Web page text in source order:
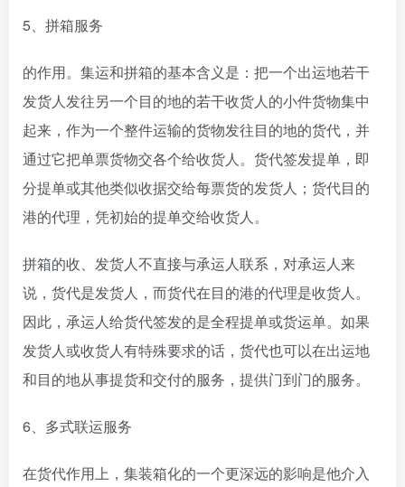
5、拼箱服务
的作用。集运和拼箱的基本含义是：把一个出运地若干
发货人发往另一个目的地的若干收货人的小件货物集中
起来，作为一个整件运输的货物发往目的地的货代，并
通过它把单票货物交各个给收货人。货代签发提单，即
分提单或其他类似收据交给每票货的发货人；货代目的
港的代理，凭初始的提单交给收货人。
拼箱的收、发货人不直接与承运人联系，对承运人来
说，货代是发货人，而货代在目的港的代理是收货人。
因此，承运人给货代签发的是全程提单或货运单。如果
发货人或收货人有特殊要求的话，货代也可以在出运地
和目的地从事提货和交付的服务，提供门到门的服务。
6、多式联运服务
在货代作用上，集装箱化的一个更深远的影响是他介入